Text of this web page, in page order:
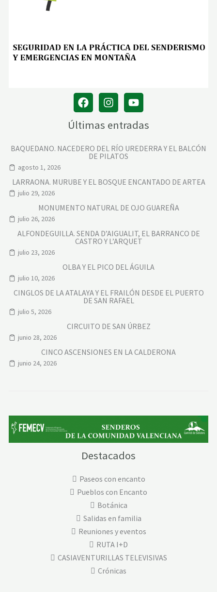
Últimas entradas
BAQUEDANO. NACEDERO DEL RÍO UREDERRA Y EL BALCÓN
DE PILATOS
agosto 1, 2026
LARRAONA. MURUBE Y EL BOSQUE ENCANTADO DE ARTEA
julio 29, 2026
MONUMENTO NATURAL DE OJO GUAREÑA
julio 26, 2026
ALFONDEGUILLA. SENDA D’AIGUALIT, EL BARRANCO DE
CASTRO Y L’ARQUET
julio 23, 2026
OLBA Y EL PICO DEL ÁGUILA
julio 10, 2026
CINGLOS DE LA ATALAYA Y EL FRAILÓN DESDE EL PUERTO
DE SAN RAFAEL
julio 5, 2026
CIRCUITO DE SAN ÚRBEZ
junio 28, 2026
CINCO ASCENSIONES EN LA CALDERONA
junio 24, 2026
Destacados
Paseos con encanto
Pueblos con Encanto
Botánica
Salidas en familia
Reuniones y eventos
RUTA I+D
CASIAVENTURILLAS TELEVISIVAS
Crónicas